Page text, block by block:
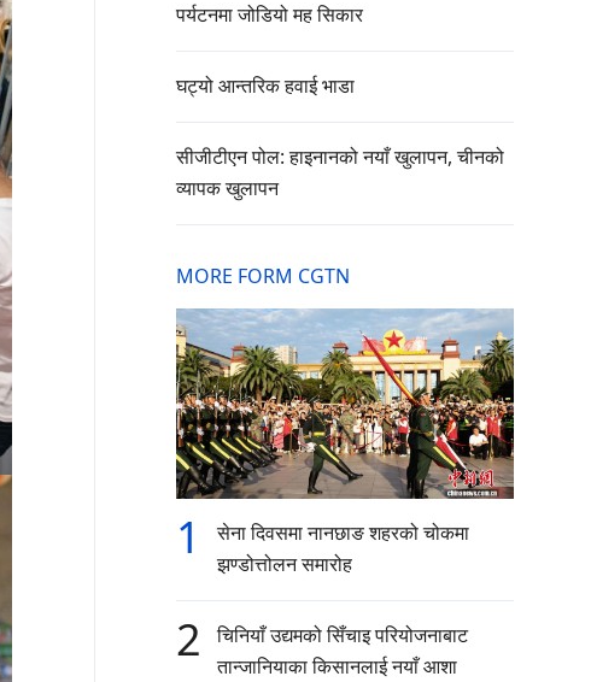
पर्यटनमा जोडियो मह सिकार
घट्यो आन्तरिक हवाई भाडा
सीजीटीएन पोल: हाइनानको नयाँ खुलापन, चीनको
व्यापक खुलापन
MORE FORM CGTN
1
सेना दिवसमा नानछाङ शहरको चोकमा
झण्डोत्तोलन समारोह
2
चिनियाँ उद्यमको सिँचाइ परियोजनाबाट
तान्जानियाका किसानलाई नयाँ आशा